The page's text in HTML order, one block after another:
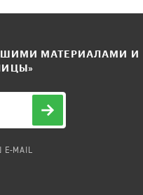
МАТЕРИАЛАМИ И
MAIL